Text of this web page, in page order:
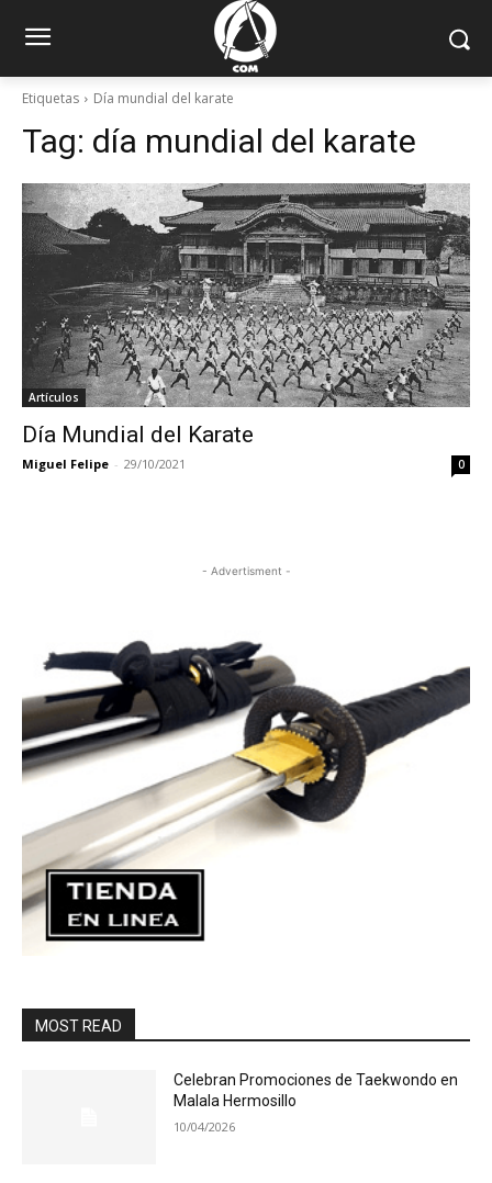
Etiquetas Día mundial del karate
Tag: día mundial del karate
Artículos
Día Mundial del Karate
Miguel Felipe - 29/10/2021 0
- Advertisment -
MOST READ
Celebran Promociones de Taekwondo en
Malala Hermosillo
10/04/2026